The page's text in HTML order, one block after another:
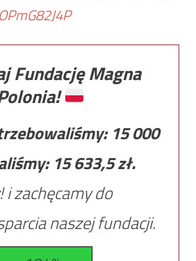
Fundację Magna
15 000
15 633,5zł.
i zachęcamy do
naszej fundacji.